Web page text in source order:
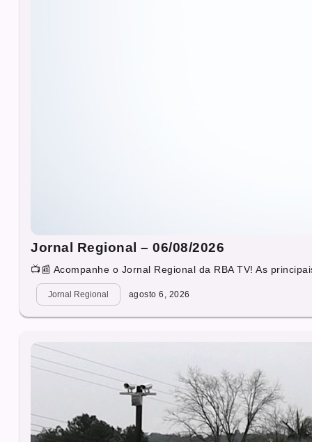
Jornal Regional – 06/08/2026
📺📰 Acompanhe o Jornal Regional da RBA TV! As
Jornal Regional agosto 6, 2026